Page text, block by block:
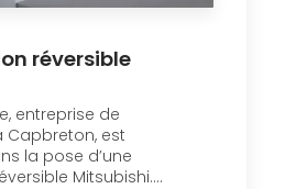
réversible
entreprise de
est
la pose d’une
Mitsubishi....